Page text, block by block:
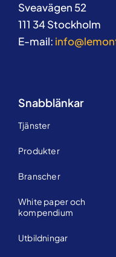
Sveavägen 52
111 34 Stockholm
E-mail:
Snabblänkar
Tjänster
Produkter
Branscher
White paper och
kompendium
Utbildningar